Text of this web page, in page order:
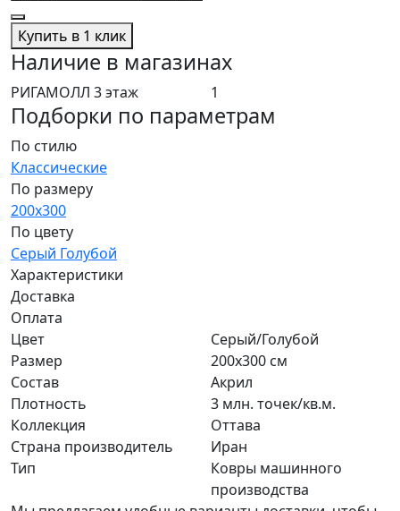
Купить в 1 клик
Наличие в магазинах
РИГАМОЛЛ 3 этаж 1
Подборки по параметрам
По стилю
Классические
По размеру
200x300
По цвету
Серый Голубой
Характеристики
Доставка
Оплата
Цвет
Серый/Голубой
Размер
200x300 см
Состав
Акрил
Плотность
3 млн. точек/кв.м.
Коллекция
Оттава
Страна производитель
Иран
Тип
Ковры машинного
производства